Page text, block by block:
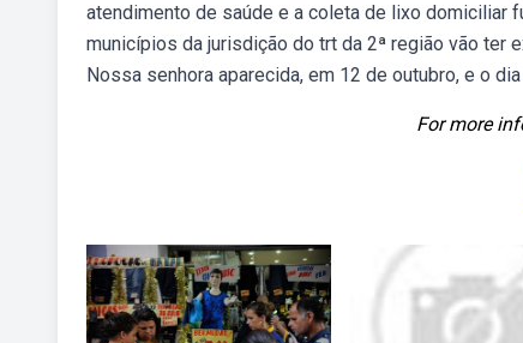
atendimento de saúde e a coleta de lixo domiciliar
municípios da jurisdição do trt da 2ª região vão
Nossa senhora aparecida, em 12 de outubro, e o
For more